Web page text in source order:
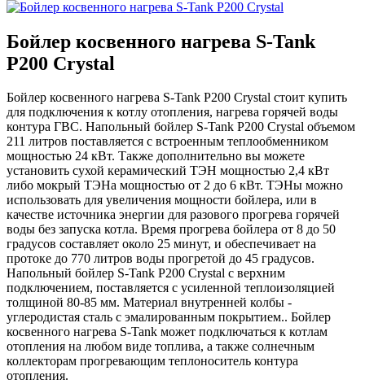
Бойлер косвенного нагрева S-Tank
P200 Crystal
Бойлер косвенного нагрева S-Tank P200 Crystal стоит купить
для подключения к котлу отопления, нагрева горячей воды
контура ГВС. Напольный бойлер S-Tank P200 Crystal объемом
211 литров поставляется с встроенным теплообменником
мощностью 24 кВт. Также дополнительно вы можете
установить сухой керамический ТЭН мощностью 2,4 кВт
либо мокрый ТЭНа мощностью от 2 до 6 кВт. ТЭНы можно
использовать для увеличения мощности бойлера, или в
качестве источника энергии для разового прогрева горячей
воды без запуска котла. Время прогрева бойлера от 8 до 50
градусов составляет около 25 минут, и обеспечивает на
протоке до 770 литров воды прогретой до 45 градусов.
Напольный бойлер S-Tank P200 Crystal с верхним
подключением, поставляется с усиленной теплоизоляцией
толщиной 80-85 мм. Материал внутренней колбы -
углеродистая сталь с эмалированным покрытием.. Бойлер
косвенного нагрева S-Tank может подключаться к котлам
отопления на любом виде топлива, а также солнечным
коллекторам прогревающим теплоноситель контура
отопления.